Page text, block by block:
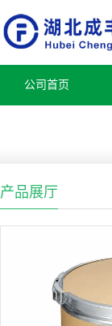
公司首页
产品展厅